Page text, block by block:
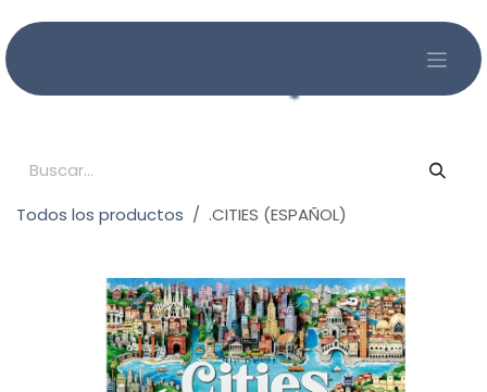
Todos los productos .CITIES (ESPAÑOL)